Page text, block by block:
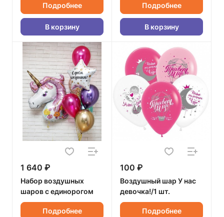
Подробнее
В корзину
Подробнее
В корзину
1 640 ₽
Набор воздушных
шаров с единорогом
Подробнее
100 ₽
Воздушный шар У нас
девочка!/1 шт.
Подробнее